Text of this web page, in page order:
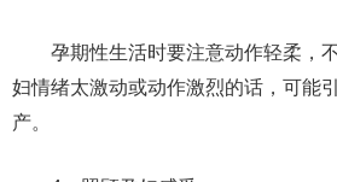
孕期性生活时要注意动作轻柔，
妇情绪太激动或动作激烈的话，可能
产。